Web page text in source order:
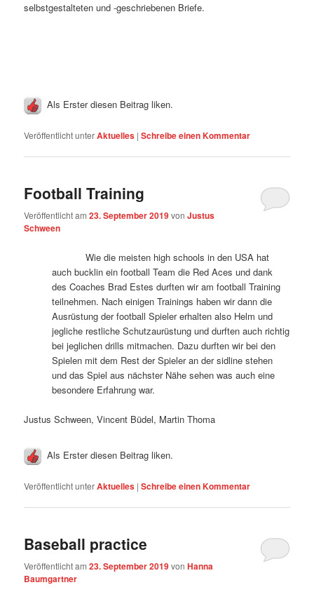
selbstgestalteten und -geschriebenen Briefe.
Als Erster diesen Beitrag liken.
Veröffentlicht unterAktuelles |Schreibe einen Kommentar
Football Training
Veröffentlicht am23. September 2019vonJustus
Schween
Wie die meisten high schools in den USA hat
auch bucklin ein football Team die Red Aces und dank
des Coaches Brad Estes durften wir am football Training
teilnehmen. Nach einigen Trainings haben wir dann die
Ausrüstung der football Spieler erhalten also Helm und
jegliche restliche Schutzaurüstung und durften auch richtig
bei jeglichen drills mitmachen. Dazu durften wir bei den
Spielen mit dem Rest der Spieler an der sidline stehen
und das Spiel aus nächster Nähe sehen was auch eine
besondere Erfahrung war.
Justus Schween, Vincent Büdel, Martin Thoma
Als Erster diesen Beitrag liken.
Veröffentlicht unterAktuelles |Schreibe einen Kommentar
Baseball practice
Veröffentlicht am23. September 2019vonHanna
Baumgartner